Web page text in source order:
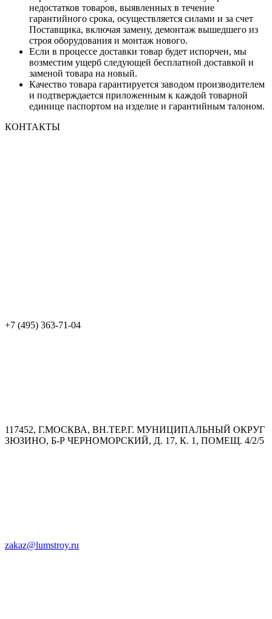
недостатков товаров, выявленных в течение
гарантийного срока, осуществляется силами и за счет
Поставщика, включая замену, демонтаж вышедшего из
строя оборудования и монтаж нового.
Если в процессе доставки товар будет испорчен, мы
возместим ущерб следующей бесплатной доставкой и
заменой товара на новый.
Качество товара гарантируется заводом производителем
и подтверждается приложенным к каждой товарной
единице паспортом на изделие и гарантийным талоном.
КОНТАКТЫ
+7 (495) 363-71-04
117452, Г.МОСКВА, ВН.ТЕР.Г. МУНИЦИПАЛЬНЫЙ ОКРУГ
ЗЮЗИНО, Б-Р ЧЕРНОМОРСКИЙ, Д. 17, К. 1, ПОМЕЩ. 4/2/5
zakaz@lumstroy.ru